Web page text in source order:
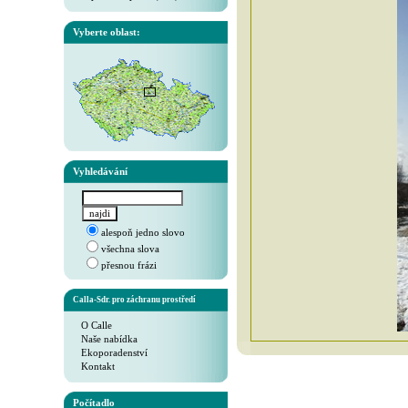
Vyberte oblast:
Vyhledávání
alespoň jedno slovo
všechna slova
přesnou frázi
Calla-Sdr. pro záchranu prostředí
O Calle
Naše nabídka
Ekoporadenství
Kontakt
Počítadlo